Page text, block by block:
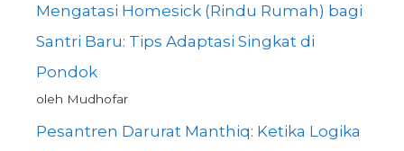
Mengatasi Homesick (Rindu Rumah) bagi
Santri Baru: Tips Adaptasi Singkat di
Pondok
oleh Mudhofar
Pesantren Darurat Manthiq: Ketika Logika